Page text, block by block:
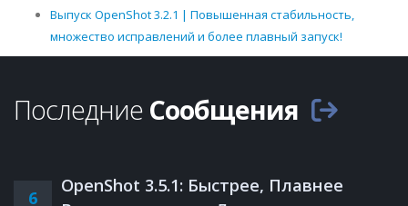
Выпуск OpenShot 3.2.1 | Повышенная стабильность,
множество исправлений и более плавный запуск!
Последние Сообщения
6
OpenShot 3.5.1: Быстрее, Плавнее